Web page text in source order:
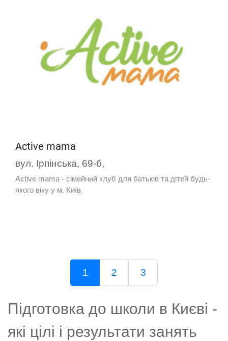
Active mama
вул. Ірпінська, 69-б,
Active mama - сімейний клуб для батьків та дітей будь-
якого віку у м. Київ.
1 2 3
Підготовка до школи в Києві -
які цілі і результати занять